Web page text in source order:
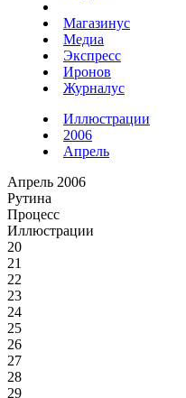
Магазинус
Медиа
Экспресс
Иронов
Журналус
Иллюстрации
2006
Апрель
Апрель 2006
Рутина
Процесс
Иллюстрации
20
21
22
23
24
25
26
27
28
29